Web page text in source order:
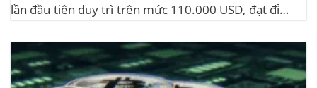
lần đầu tiên duy trì trên mức 110.000 USD, đạt đỉnh
mức giá cao nhất từ trước đến nay của...